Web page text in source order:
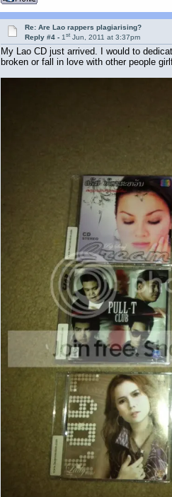
Re: Are Lao rappers plagiarising?
Reply #4 -1st Jun, 2011 at 3:37pm
My Lao CD just arrived. I would to
broken or fall in love with other people